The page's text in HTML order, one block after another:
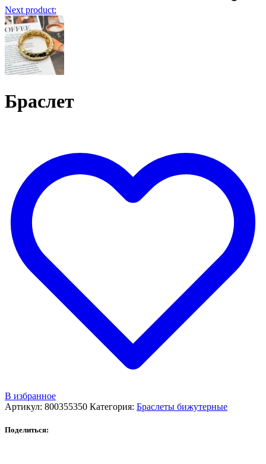
Next product:
Браслет
В избранное
Артикул: 800355350 Категория: Браслеты бижутерные
Поделиться: